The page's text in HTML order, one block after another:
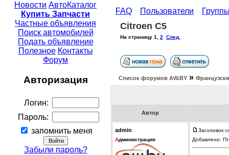
Новости АвтоКаталог
Купить Запчасти
Частные объявления
Поиск автомобилей
Подать объявление
Полезное Контакты
Форум
Авторизация
Логин:
Пароль:
запомнить меня
Забыли пароль?
FAQ Пользователи
Citroen C5
На страницу 1 2 След.
Список форумов АW.BY »
Автор
admin
Администрация
Заголовок
Добавлено: